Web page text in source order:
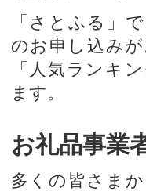
「さとふる」
のお申し込み
「人気ランキ
ます。
お礼品事業
多くの皆さま